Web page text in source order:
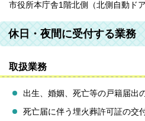
市役所本庁舎1階北側（北側自動ド
休日・夜間に受付する業務
取扱業務
出生、婚姻、死亡等の戸籍届出
死亡届に伴う埋火葬許可証の交